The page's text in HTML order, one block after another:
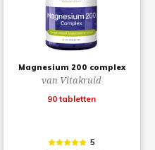
Magnesium 200 complex
van Vitakruid
90 tabletten
5